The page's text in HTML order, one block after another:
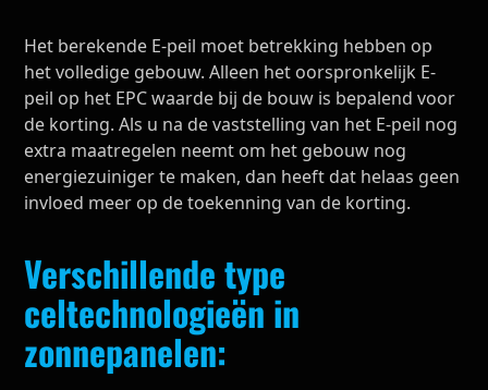
Het berekende E-peil moet betrekking hebben op
het volledige gebouw. Alleen het oorspronkelijk E-
peil op het EPC waarde bij de bouw is bepalend voor
de korting. Als u na de vaststelling van het E-peil nog
extra maatregelen neemt om het gebouw nog
energiezuiniger te maken, dan heeft dat helaas geen
invloed meer op de toekenning van de korting.
Verschillende type
celtechnologieën in
zonnepanelen: